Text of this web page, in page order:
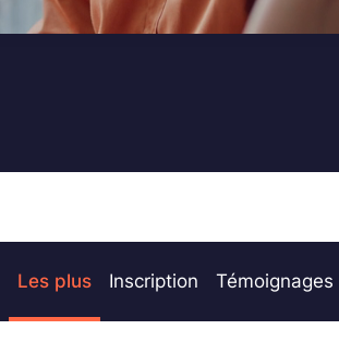
Les plus Inscription Témoignages